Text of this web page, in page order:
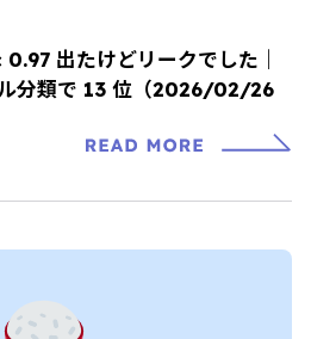
出たけどリークでした｜
分類で 13 位（2026/02/26